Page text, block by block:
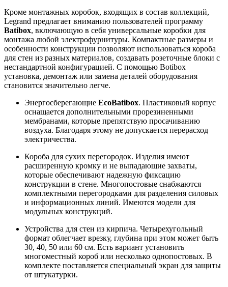
Кроме монтажных коробок, входящих в состав коллекций,
Legrand предлагает вниманию пользователей программу
Batibox, включающую в себя универсальные коробки для
монтажа любой электрофурнитуры. Компактные размеры и
особенности конструкции позволяют использоваться короба
для стен из разных материалов, создавать розеточные блоки с
нестандартной конфигурацией. С помощью Botibox
установка, демонтаж или замена деталей оборудования
становится значительно легче.
Энергосберегающие EcoBatibox. Пластиковый корпус
оснащается дополнительными прорезиненными
мембранами, которые препятствую просачиванию
воздуха. Благодаря этому не допускается перерасход
электричества.
Короба для сухих перегородок. Изделия имеют
расширенную кромку и не выпадающие захваты,
которые обеспечивают надежную фиксацию
конструкции в стене. Многопостовые снабжаются
комплектными перегородками для разделения силовых
и информационных линий. Имеются модели для
модульных конструкций.
Устройства для стен из кирпича. Четырехугольный
формат облегчает врезку, глубина при этом может быть
30, 40, 50 или 60 см. Есть вариант установить
многоместный короб или несколько однопостовых. В
комплекте поставляется специальный экран для защиты
от штукатурки.